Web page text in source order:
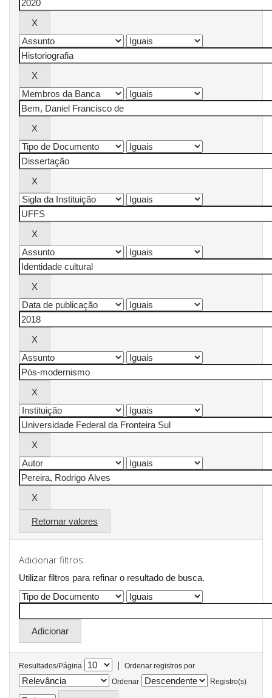
Retornar valores
Adicionar filtros:
Utilizar filtros para refinar o resultado de busca.
Resultados/Página |
Ordenar registros por
Ordenar
Registro(s)